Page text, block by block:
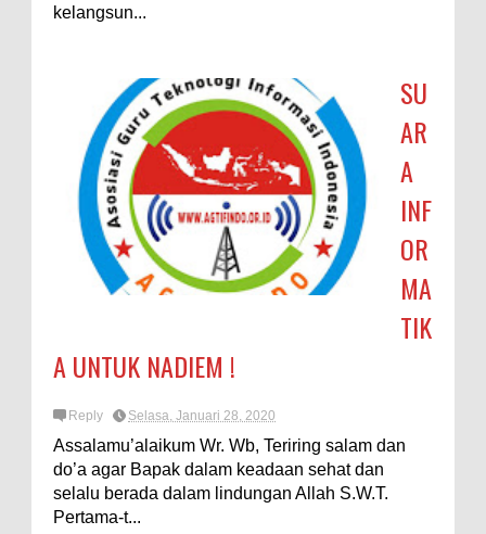
kelangsun...
SU
AR
A
INF
OR
MA
TIK
A UNTUK NADIEM !
Reply Selasa, Januari 28, 2020
Assalamu’alaikum Wr. Wb, Teriring salam dan
do’a agar Bapak dalam keadaan sehat dan
selalu berada dalam lindungan Allah S.W.T.
Pertama-t...